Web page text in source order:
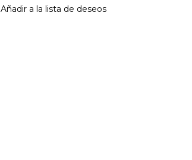
Añadir a la lista de deseos